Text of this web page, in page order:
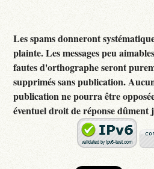
Les spams donneront
plainte. Les messages peu
fautes d'orthographe seront
supprimés sans publication.
publication ne pourra être
éventuel droit de réponse dûment